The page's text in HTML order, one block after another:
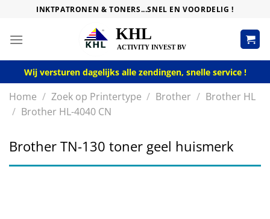
content
INKTPATRONEN & TONERS...SNEL EN VOORDELIG !
Wij versturen dagelijks alle zendingen, snelle service !
Home / Zoek op Printertype / Brother / Brother HL
/ Brother HL-4040 CN
Brother TN-130 toner geel huismerk